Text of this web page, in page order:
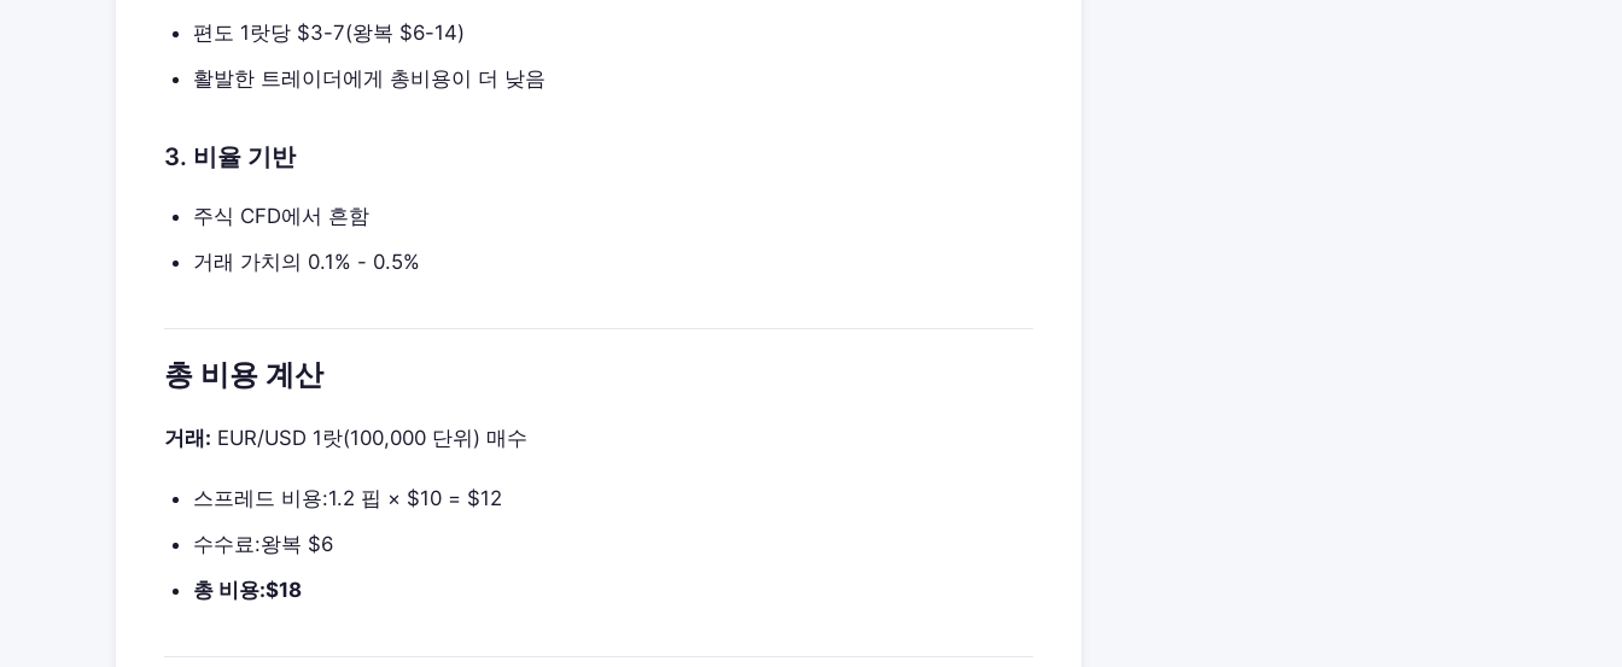
편도 1랏당 $3-7(왕복 $6-14)
활발한 트레이더에게 총비용이 더 낮음
3. 비율 기반
주식 CFD에서 흔함
거래 가치의 0.1% - 0.5%
총 비용 계산
거래: EUR/USD 1랏(100,000 단위) 매수
스프레드 비용:1.2 핍 × $10 = $12
수수료:왕복 $6
총 비용:$18